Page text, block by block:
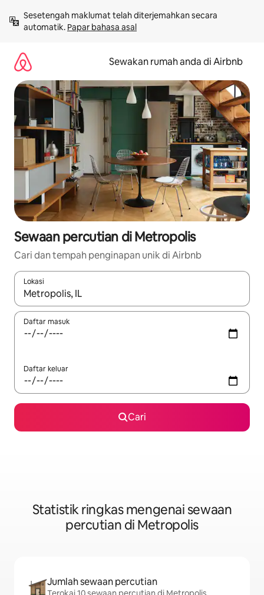
kandungan
Sesetengah maklumat telah diterjemahkan secara
automatik. Papar bahasa asal
Sewakan rumah anda di Airbnb
Sewaan percutian di Metropolis
Cari dan tempah penginapan unik di Airbnb
Lokasi
Apabila hasil tersedia, navigasi dengan kekunci anak panah
Daftar masuk
Daftar keluar
Cari
Statistik ringkas mengenai sewaan
percutian di Metropolis
Jumlah sewaan percutian